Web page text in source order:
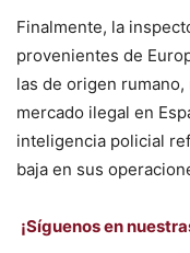
Finalmente, la
provenientes de
las de origen
mercado ilegal en
inteligencia policial
baja en sus
¡Síguenos en